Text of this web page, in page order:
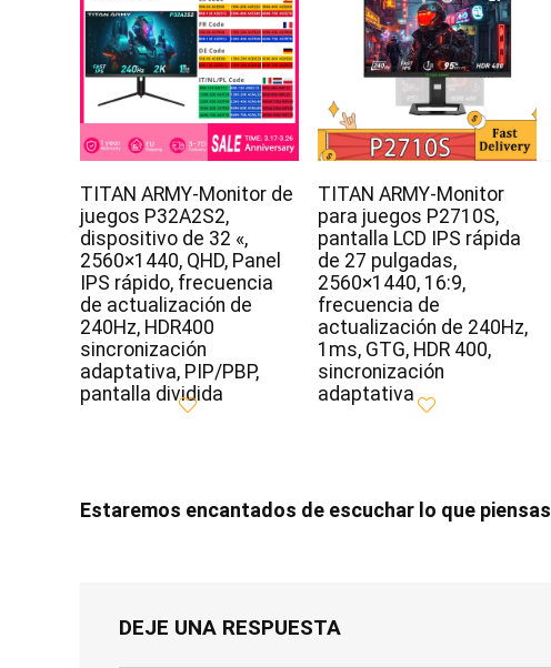
TITAN ARMY-Monitor de
juegos P32A2S2,
dispositivo de 32 «,
2560×1440, QHD, Panel
IPS rápido, frecuencia
de actualización de
240Hz, HDR400
sincronización
adaptativa, PIP/PBP,
pantalla dividida
TITAN ARMY-Monitor
para juegos P2710S,
pantalla LCD IPS rápida
de 27 pulgadas,
2560×1440, 16:9,
frecuencia de
actualización de 240Hz,
1ms, GTG, HDR 400,
sincronización
adaptativa
Estaremos encantados de escuchar lo que piensas
DEJE UNA RESPUESTA